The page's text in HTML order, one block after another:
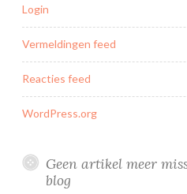
Login
Vermeldingen feed
Reacties feed
WordPress.org
Geen artikel meer
blog